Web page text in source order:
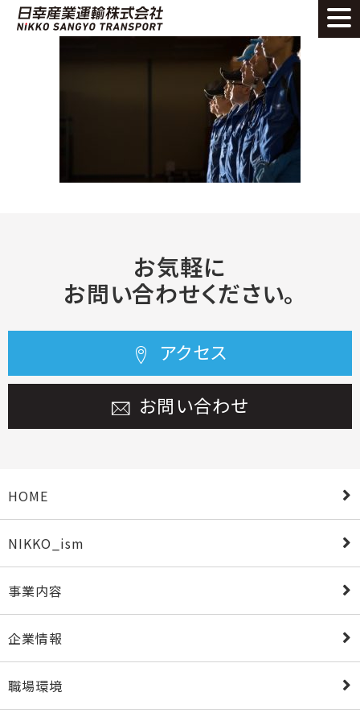
お気軽に
お問い合わせください。
アクセス
お問い合わせ
HOME
NIKKO_ism
事業内容
企業情報
職場環境